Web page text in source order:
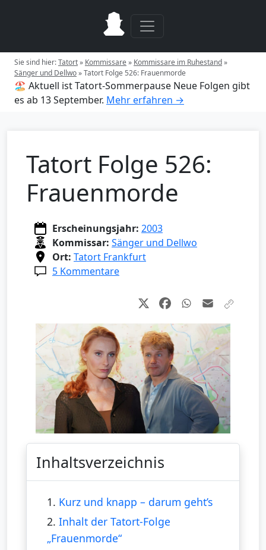
Sie sind hier:Tatort» Kommissare» Kommissare im Ruhestand»
Sänger und Dellwo»Tatort Folge 526: Frauenmorde
🏖️ Aktuell ist Tatort-Sommerpause Neue Folgen gibt
es ab 13 September. Mehr erfahren →
Tatort Folge 526:
Frauenmorde
Erscheinungsjahr: 2003
Kommissar: Sänger und Dellwo
Ort: Tatort Frankfurt
5 Kommentare
Inhaltsverzeichnis
1. Kurz und knapp – darum geht’s
2. Inhalt der Tatort-Folge
„Frauenmorde“